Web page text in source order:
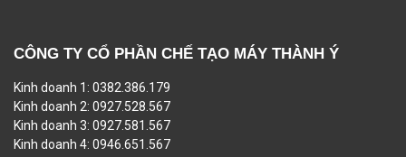
CÔNG TY CỔ PHẦN CHẾ TẠO MÁY THÀNH Ý
Kinh doanh 1: 0382.386.179
Kinh doanh 2: 0927.528.567
Kinh doanh 3: 0927.581.567
Kinh doanh 4: 0946.651.567